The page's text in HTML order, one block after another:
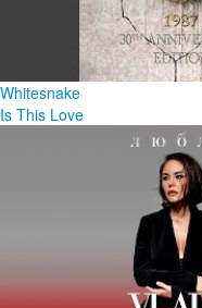
Whitesnake
Is This Love